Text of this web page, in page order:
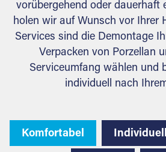
vorübergehend oder dauerhaft
holen wir auf Wunsch vor Ihrer
Services sind die Demontage
Verpacken von Porzellan
Serviceumfang wählen und
individuell nach
Komfortabel Individuell